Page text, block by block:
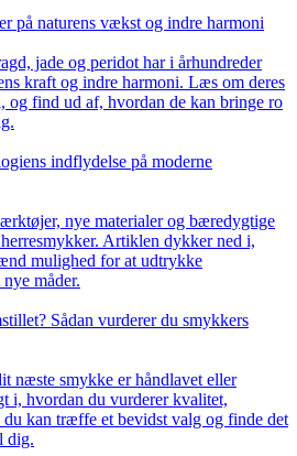
på naturens vækst og indre harmoni
jade og peridot har i århundreder
kraft og indre harmoni. Læs om deres
og find ud af, hvordan de kan bringe ro
indflydelse på moderne
nye materialer og bæredygtige
Artiklen dykker ned i,
mulighed for at udtrykke
måder.
Sådan vurderer du smykkers
næste smykke er håndlavet eller
i, hvordan du vurderer kvalitet,
kan træffe et bevidst valg og finde det
dig.